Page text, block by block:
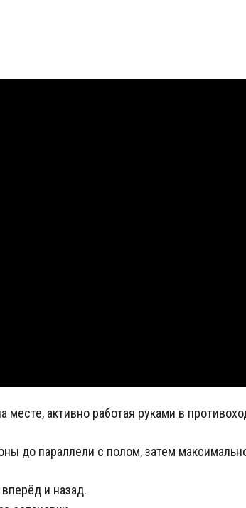
активно работая руками в
до параллели с полом, затем
и назад.